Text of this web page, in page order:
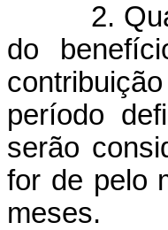
2.
do
período
serão
for de pelo
meses.